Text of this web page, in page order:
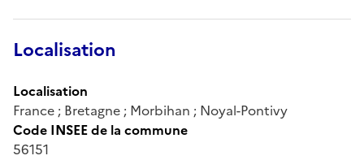
Localisation
Localisation
France ; Bretagne ; Morbihan ; Noyal-Pontivy
Code INSEE de la commune
56151